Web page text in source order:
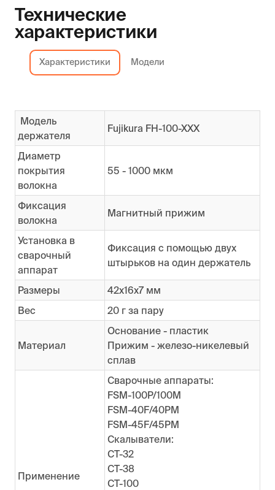
Технические
характеристики
Характеристики Модели
Модель
держателя
Fujikura FH-100-XXX
Диаметр
покрытия
волокна
55 - 1000 мкм
Фиксация
волокна
Магнитный прижим
Установка в
сварочный
аппарат
Фиксация с помощью двух
штырьков на один держатель
Размеры
42х16х7 мм
Вес
20 г за пару
Материал
Основание - пластик
Прижим - железо-никелевый
сплав
Применение
Сварочные аппараты:
FSM-100P/100M
FSM-40F/40PM
FSM-45F/45PM
Скалыватели:
CT-32
CT-38
CT-100